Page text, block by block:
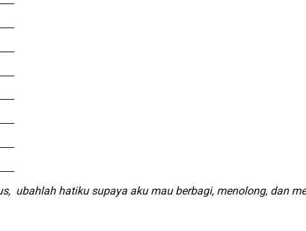
, ubahlah hatiku supaya aku mau berbagi, menolong, dan